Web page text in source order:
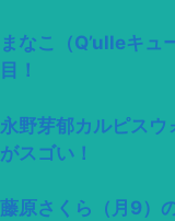
まなこ（Q’ulleキ
目！
永野芽郁カルピス
がスゴい！
藤原さくら（月9）